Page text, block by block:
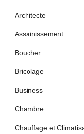
Architecte
Assainissement
Boucher
Bricolage
Business
Chambre
Chauffage et